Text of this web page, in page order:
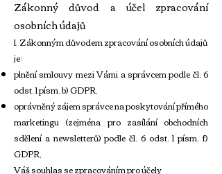
Zákonný důvod a účel zpracování
osobních údajů
1. Zákonným důvodem zpracování osobních údajů
je:
plnění smlouvy mezi Vámi a správcem podle čl. 6
odst. 1 písm. b) GDPR,
oprávněný zájem správce na poskytování přímého
marketingu (zejména pro zasílání obchodních
sdělení a newsletterů) podle čl. 6 odst. 1 písm. f)
GDPR,
Váš souhlas se zpracováním pro účely